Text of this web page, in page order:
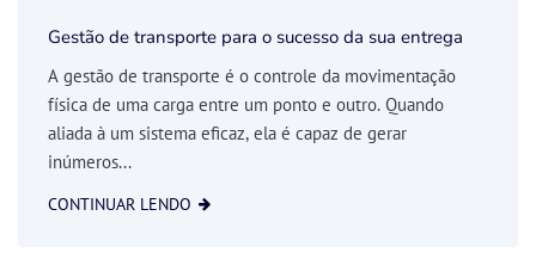
Gestão de transporte para o sucesso da sua entrega
A gestão de transporte é o controle da movimentação
física de uma carga entre um ponto e outro. Quando
aliada à um sistema eficaz, ela é capaz de gerar
inúmeros...
CONTINUAR LENDO